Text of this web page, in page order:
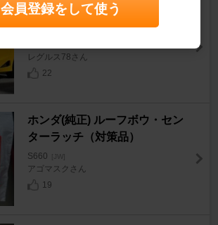
Modulo / Honda Access MR-R
01
レグルス78さん
22
ホンダ(純正) ルーフボウ・セン
ターラッチ（対策品）
S660 [JW]
アゴマスクさん
19
会員登録をして使う